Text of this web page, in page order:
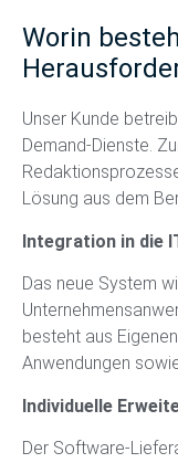
Worin
Unser Kunde
Demand-Dienste.
Lösung aus dem
Integration in die
Das neue System
besteht aus
Anwendungen
Individuelle
Der Software-